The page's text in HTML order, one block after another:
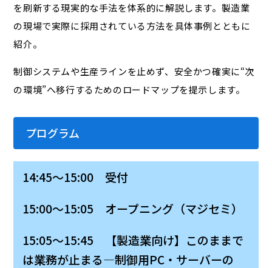
を刷新する現実的な手法を体系的に解説します。製造業
の現場で実際に採用されている方法を具体事例とともに
紹介。
制御システムや生産ラインを止めず、安全かつ確実に“次
の環境”へ移行するためのロードマップを提示します。
プログラム
14:45～15:00 受付
15:00～15:05 オープニング（マジセミ）
15:05～15:45 【製造業向け】このままで
は業務が止まる―制御用PC・サーバーの